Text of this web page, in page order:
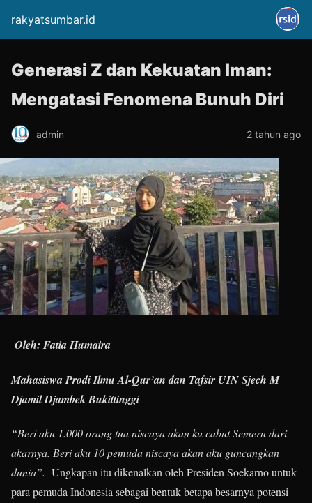
rakyatsumbar.id
Generasi Z dan Kekuatan Iman:
Mengatasi Fenomena Bunuh Diri
admin 2 tahun ago
Oleh: Fatia Humaira
Mahasiswa Prodi Ilmu Al-Qur’an dan Tafsir UIN Sjech M
Djamil Djambek Bukittinggi
“Beri aku 1.000 orang tua niscaya akan ku cabut Semeru dari
akarnya. Beri aku 10 pemuda niscaya akan aku guncangkan
dunia”. Ungkapan itu dikenalkan oleh Presiden Soekarno untuk
para pemuda Indonesia sebagai bentuk betapa besarnya potensi